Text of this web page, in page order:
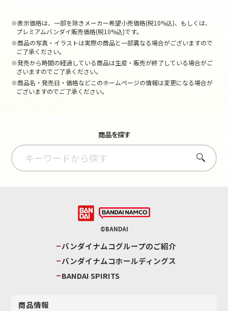
※表示価格は、一部を除きメーカー希望小売価格(税10%込)、もしくは、
プレミアムバンダイ販売価格(税10%込)です。
※商品の写真・イラストは実際の商品と一部異なる場合がございますので
ご了承ください。
※発売から時間の経過している商品は生産・販売が終了している場合がご
ざいますのでご了承ください。
※商品名・発売日・価格などこのホームページの情報は変更になる場合が
ございますのでご了承ください。
商品を探す
さがす
©BANDAI
バンダイナムコグループのご紹介
バンダイナムコホールディングス
BANDAI SPIRITS
商品情報